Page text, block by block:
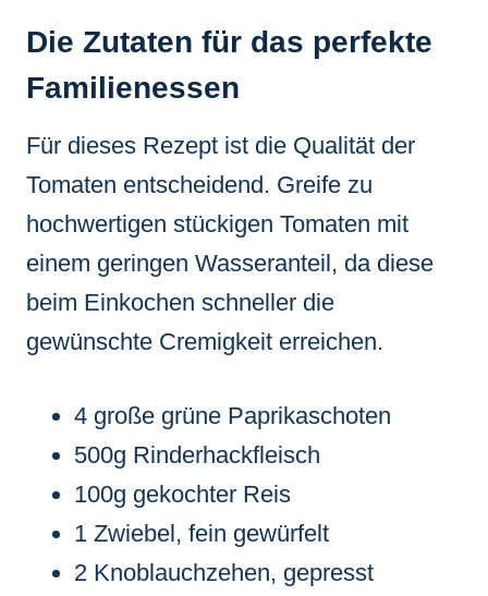
Die Zutaten für das perfekte
Familienessen
Für dieses Rezept ist die Qualität der
Tomaten entscheidend. Greife zu
hochwertigen stückigen Tomaten mit
einem geringen Wasseranteil, da diese
beim Einkochen schneller die
gewünschte Cremigkeit erreichen.
4 große grüne Paprikaschoten
500g Rinderhackfleisch
100g gekochter Reis
1 Zwiebel, fein gewürfelt
2 Knoblauchzehen, gepresst